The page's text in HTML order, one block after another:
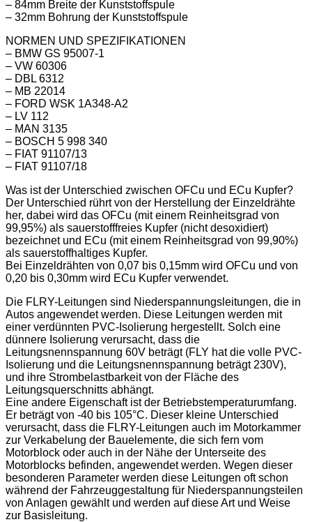
– 84mm Breite der Kunststoffspule
– 32mm Bohrung der Kunststoffspule
NORMEN UND SPEZIFIKATIONEN
– BMW GS 95007-1
– VW 60306
– DBL 6312
– MB 22014
– FORD WSK 1A348-A2
– LV 112
– MAN 3135
– BOSCH 5 998 340
– FIAT 91107/13
– FIAT 91107/18
Was ist der Unterschied zwischen OFCu und ECu Kupfer?
Der Unterschied rührt von der Herstellung der Einzeldrähte
her, dabei wird das OFCu (mit einem Reinheitsgrad von
99,95%) als sauerstofffreies Kupfer (nicht desoxidiert)
bezeichnet und ECu (mit einem Reinheitsgrad von 99,90%)
als sauerstoffhaltiges Kupfer.
Bei Einzeldrähten von 0,07 bis 0,15mm wird OFCu und von
0,20 bis 0,30mm wird ECu Kupfer verwendet.
Die FLRY-Leitungen sind Niederspannungsleitungen, die in
Autos angewendet werden. Diese Leitungen werden mit
einer verdünnten PVC-Isolierung hergestellt. Solch eine
dünnere Isolierung verursacht, dass die
Leitungsnennspannung 60V beträgt (FLY hat die volle PVC-
Isolierung und die Leitungsnennspannung beträgt 230V),
und ihre Strombelastbarkeit von der Fläche des
Leitungsquerschnitts abhängt.
Eine andere Eigenschaft ist der Betriebstemperaturumfang.
Er beträgt von -40 bis 105°C. Dieser kleine Unterschied
verursacht, dass die FLRY-Leitungen auch im Motorkammer
zur Verkabelung der Bauelemente, die sich fern vom
Motorblock oder auch in der Nähe der Unterseite des
Motorblocks befinden, angewendet werden. Wegen dieser
besonderen Parameter werden diese Leitungen oft schon
während der Fahrzeuggestaltung für Niederspannungsteilen
von Anlagen gewählt und werden auf diese Art und Weise
zur Basisleitung.